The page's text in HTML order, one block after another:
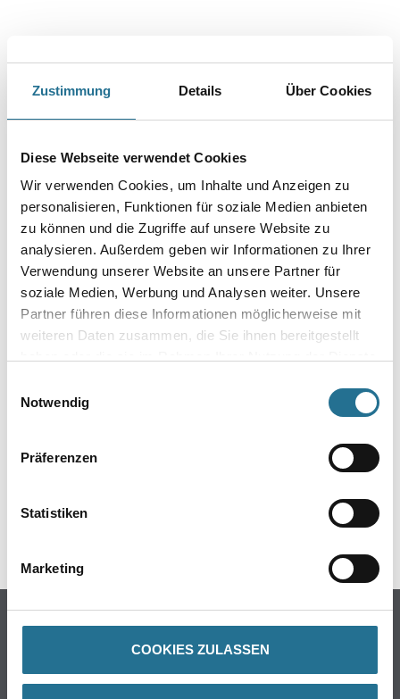
Zustimmung Details Über Cookies
Diese Webseite verwendet Cookies
Wir verwenden Cookies, um Inhalte und Anzeigen zu
personalisieren, Funktionen für soziale Medien anbieten
zu können und die Zugriffe auf unsere Website zu
analysieren. Außerdem geben wir Informationen zu Ihrer
Verwendung unserer Website an unsere Partner für
soziale Medien, Werbung und Analysen weiter. Unsere
Partner führen diese Informationen möglicherweise mit
weiteren Daten zusammen, die Sie ihnen bereitgestellt
Notwendig
Präferenzen
Statistiken
Marketing
COOKIES ZULASSEN
Bitte einloggen, um Preise zu sehen
Art-Nr.:1115-000612
Umrechnungsfaktoren
ZUSATZINFOS
EAN
4016176005318
WDV-Systeme